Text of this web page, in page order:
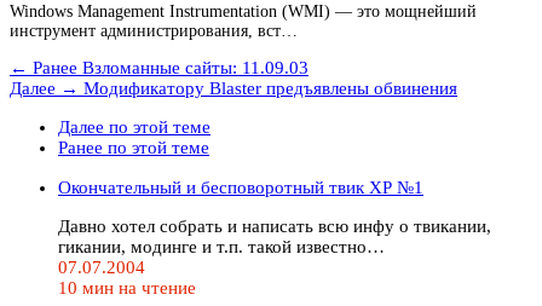
Windows Management Instrumentation (WMI) — это мощнейший
инструмент администрирования, вст…
← Ранее Взломанные сайты: 11.09.03
Далее → Модификатору Blaster предъявлены обвинения
Далее по этой теме
Ранее по этой теме
Окончательный и бесповоротный твик ХР №1
Давно хотел собрать и написать всю инфу о твикании,
гикании, модинге и т.п. такой известно…
07.07.2004
10 мин на чтение